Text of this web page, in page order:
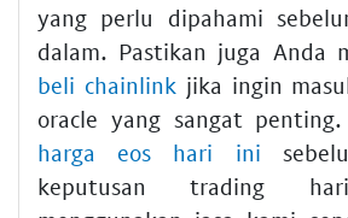
yang perlu dipahami
dalam. Pastikan juga Anda
beli chainlinkjika ingin
oracle yang sangat
harga eos hari ini
keputusan trading